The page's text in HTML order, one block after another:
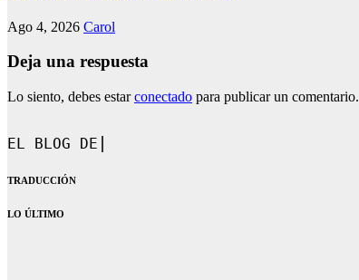
Ago 4, 2026 Carol
Deja una respuesta
Lo siento, debes estarconectado para publicar un comentario.
EL BLOG DE CAROL.
TRADUCCIÓN
LO ÚLTIMO